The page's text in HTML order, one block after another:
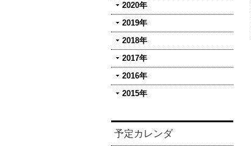
2020年
2019年
2018年
2017年
2016年
2015年
予定カレンダ